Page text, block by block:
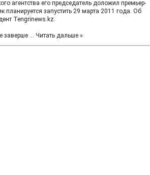
агентства его председатель доложил премьер-
планируется запустить 29 марта 2011 года. Об
Tengrinews.kz.
заверше ... Читать дальше »